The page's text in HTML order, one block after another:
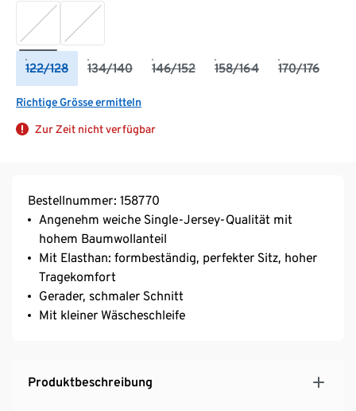
122/128 134/140 146/152 158/164 170/176
Richtige Grösse ermitteln
Zur Zeit nicht verfügbar
Bestellnummer: 158770
Angenehm weiche Single-Jersey-Qualität mit
hohem Baumwollanteil
Mit Elasthan: formbeständig, perfekter Sitz, hoher
Tragekomfort
Gerader, schmaler Schnitt
Mit kleiner Wäscheschleife
Produktbeschreibung